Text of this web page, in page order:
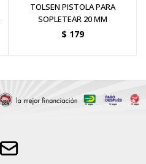
TOLSEN PISTOLA PARA
SOPLETEAR 20 MM
$ 179